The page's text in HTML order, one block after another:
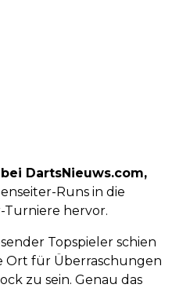
DartsNieuws.com,
Runs in die
Turniere hervor.
Topspieler schien
Ort für Überraschungen
zu sein. Genau das